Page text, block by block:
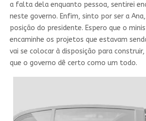
a falta dela enquanto pessoa, sentirei
neste governo. Enfim, sinto por ser a
posição do presidente. Espero que o
encaminhe os projetos que estavam
vai se colocar à disposição para
que o governo dê certo como um todo.